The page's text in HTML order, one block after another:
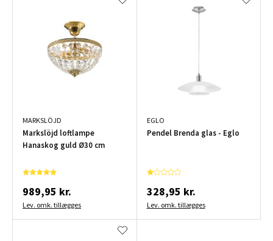
MARKSLÖJD
Markslöjd loftlampe
Hanaskog guld Ø30 cm
989,95 kr.
Lev. omk. tillægges
EGLO
Pendel Brenda glas - Eglo
328,95 kr.
Lev. omk. tillægges